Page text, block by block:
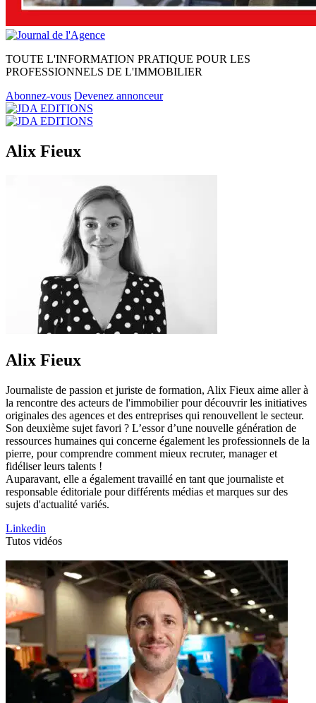
TOUTE L'INFORMATION PRATIQUE POUR LES
PROFESSIONNELS DE L'IMMOBILIER
Abonnez-vous Devenez annonceur
Alix Fieux
Alix Fieux
Journaliste de passion et juriste de formation, Alix Fieux aime aller à
la rencontre des acteurs de l'immobilier pour découvrir les initiatives
originales des agences et des entreprises qui renouvellent le secteur.
Son deuxième sujet favori ? L’essor d’une nouvelle génération de
ressources humaines qui concerne également les professionnels de la
pierre, pour comprendre comment mieux recruter, manager et
fidéliser leurs talents !
Auparavant, elle a également travaillé en tant que journaliste et
responsable éditoriale pour différents médias et marques sur des
sujets d'actualité variés.
Linkedin
Tutos vidéos